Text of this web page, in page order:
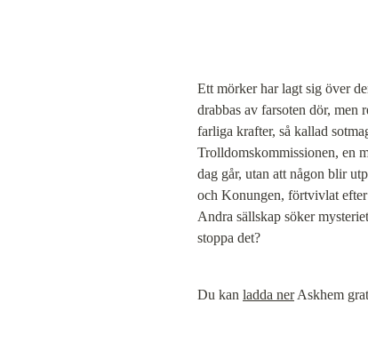
Ett mörker har lagt sig över
drabbas av farsoten dör, men
farliga krafter, så kallad
Trolldomskommissionen, en
dag går, utan att någon blir
och Konungen, förtvivlat efter
Andra sällskap söker
stoppa det?
Du kan ladda ner Askhem